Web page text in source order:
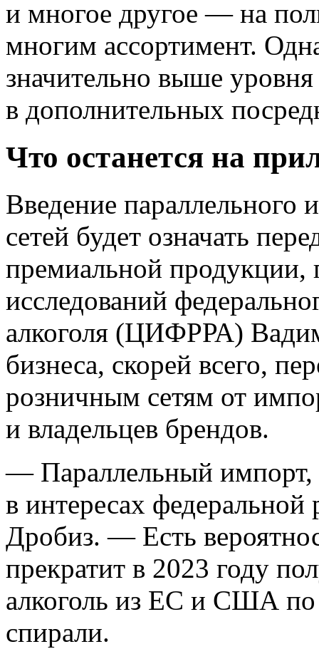
и многое другое — на
многим ассортимент.
значительно выше
в дополнительных
Что останется на
Введение параллельного
сетей будет означать
премиальной продукции,
исследований
алкоголя (ЦИФРРА)
бизнеса, скорей всего,
розничным сетям от
и владельцев брендов.
— Параллельный импорт,
в интересах
Дробиз. — Есть
прекратит в 2023 году
алкоголь из ЕС и США по
спирали.